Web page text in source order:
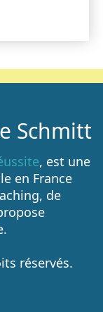
Schmitt
, est une
en France
de
réservés.